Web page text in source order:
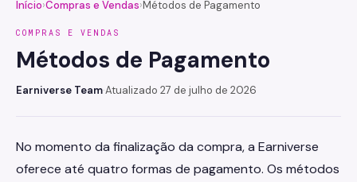
Início›Compras e Vendas›Métodos de Pagamento
COMPRAS E VENDAS
Métodos de Pagamento
Earniverse Team·Atualizado 27 de julho de 2026
No momento da finalização da compra, a Earniverse
oferece até quatro formas de pagamento. Os métodos